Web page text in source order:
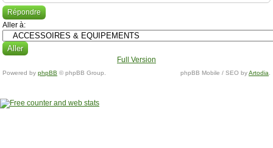
Répondre
Aller à:
Full Version
Powered by phpBB © phpBB Group. phpBB Mobile / SEO byArtodia